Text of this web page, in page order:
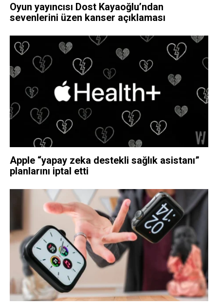
Oyun yayıncısı Dost Kayaoğlu’ndan
sevenlerini üzen kanser açıklaması
Apple “yapay zeka destekli sağlık asistanı”
planlarını iptal etti